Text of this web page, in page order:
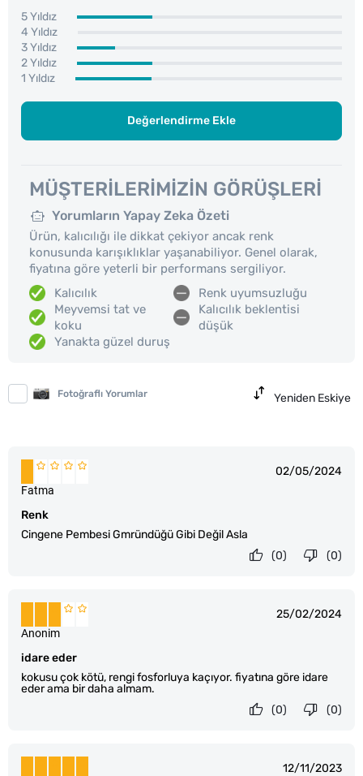
5 Yıldız
4 Yıldız
3 Yıldız
2 Yıldız
1 Yıldız
Değerlendirme Ekle
MÜŞTERILERIMIZIN GÖRÜŞLERI
Yorumların Yapay Zeka Özeti
Ürün, kalıcılığı ile dikkat çekiyor ancak renk
konusunda karışıklıklar yaşanabiliyor. Genel olarak,
fiyatına göre yeterli bir performans sergiliyor.
Kalıcılık
Meyvemsi tat ve
koku
Yanakta güzel duruş
Renk uyumsuzluğu
Kalıcılık beklentisi
düşük
Fotoğraflı Yorumlar Yeniden Eskiye
02/05/2024
Renk
Cingene Pembesi Gmründüğü Gibi Değil Asla
Fatma
(0)
(0)
25/02/2024
idare eder
kokusu çok kötü, rengi fosforluya kaçıyor. fiyatına göre idare
eder ama bir daha almam.
Anonim
(0)
(0)
12/11/2023